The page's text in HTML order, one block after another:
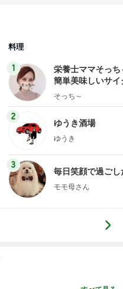
料理
1
栄養士ママそっち
簡単美味しいサイ
献立
そっち～
2
ゆうき酒場
ゆうき
3
毎日笑顔で過ごし
モモ母さん